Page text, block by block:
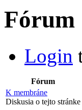
Fórum
Login
Fórum
K membráne
Diskusia o tejto stránke